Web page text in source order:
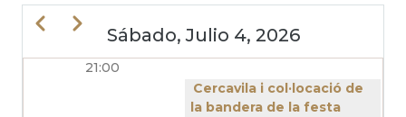
Sábado, Julio 4, 2026
AnteriorSiguiente
21:00
Cercavila i col·locació de
la bandera de la festa